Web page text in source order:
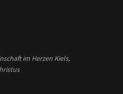
im Herzen Kiels,